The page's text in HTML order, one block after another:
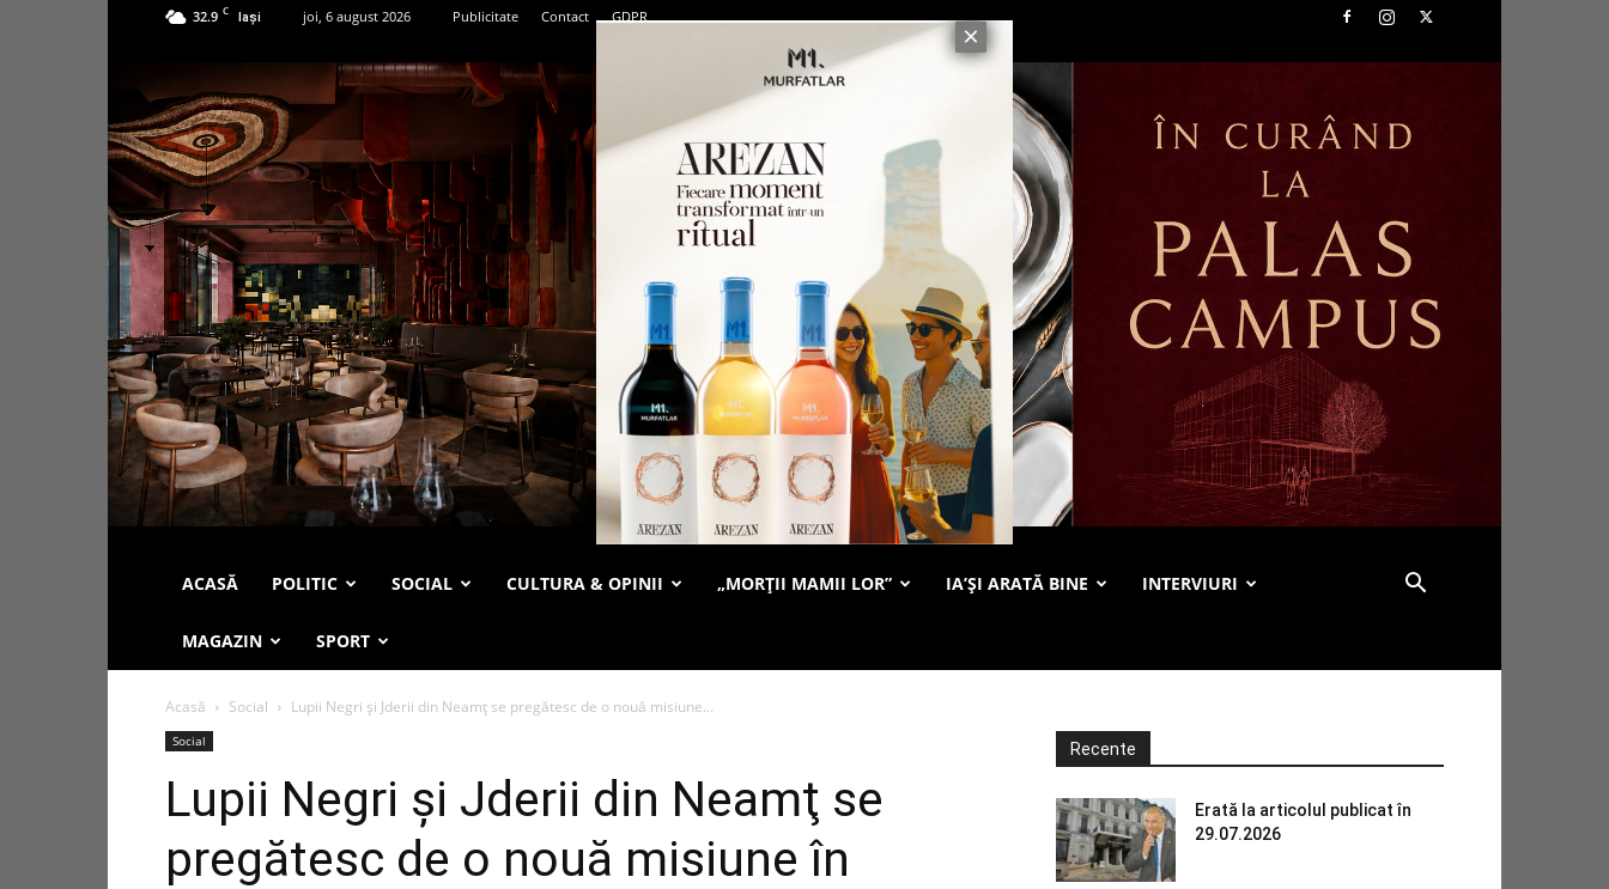
32.9 C Iași joi, 6 august 2026 Publicitate Contact GDPR
ACASĂ POLITIC SOCIAL CULTURA & OPINII „MORȚII MAMII LOR” IA’ȘI ARATĂ BINE INTERVIURI
MAGAZIN SPORT
Acasă Social Lupii Negri şi Jderii din Neamţ se pregătesc de o nouă misiune...
Social
Lupii Negri şi Jderii din Neamţ se
pregătesc de o nouă misiune în
Recente
Erată la articolul publicat în
29.07.2026